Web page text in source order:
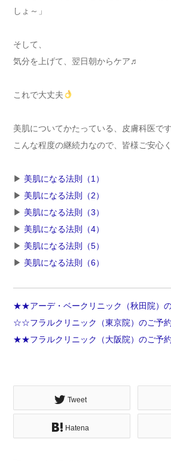
しょ～」
そして、
気分を上げて、翌日朝からケア♬
これで大丈夫
美肌についてかたっている、皮膚科医で
こんな程度の継続力なので、皆様ご安心
▶︎ 美肌になる法則（1）
▶︎ 美肌になる法則（2）
▶︎ 美肌になる法則（3）
▶︎ 美肌になる法則（4）
▶︎ 美肌になる法則（5）
▶︎ 美肌になる法則（6）
★★アーデ・ベークリニック（秋田院）
☆☆フラルクリニック（東京院）のご予
★★フラルクリニック（大阪院）のご予
Tweet
Hatena